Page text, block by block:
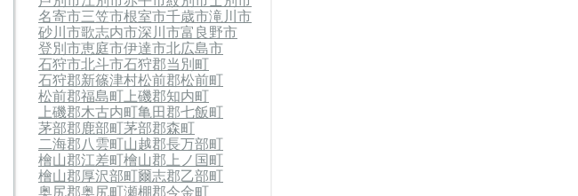
名寄市三笠市根室市千歳市滝川市
砂川市歌志内市深川市富良野市
登別市恵庭市伊達市北広島市
石狩市北斗市石狩郡当別町
石狩郡新篠津村松前郡松前町
松前郡福島町 上磯郡知内町
上磯郡木古内町亀田郡七飯町
茅部郡鹿部町茅部郡森町
二海郡八雲町山越郡長万部町
檜山郡江差町檜山郡上ノ国町
檜山郡厚沢部町爾志郡乙部町
奥尻郡奥尻町瀬棚郡今金町